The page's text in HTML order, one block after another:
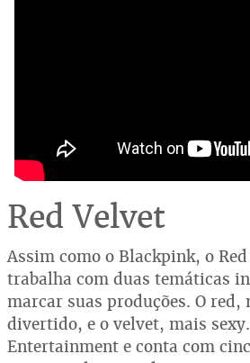
Red Velvet
Assim como o Blackpink, o
trabalha com duas temáticas
marcar suas produções. O red,
divertido, e o velvet, mais
Entertainment e conta com